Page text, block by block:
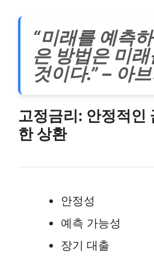
“미래를 예측
은 방법은 미
것이다.” – 아
고정금리: 안정적인
한 상환
안정성
예측 가능성
장기 대출